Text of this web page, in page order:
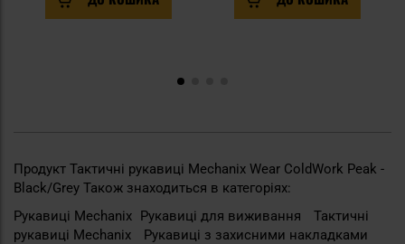
Продукт Тактичні рукавиці Mechanix Wear ColdWork Peak -
Black/Grey Також знаходиться в категоріях:
Рукавиці Mechanix Рукавиці для виживання
Тактичні
рукавиці Mechanix
Рукавиці з захисними накладками